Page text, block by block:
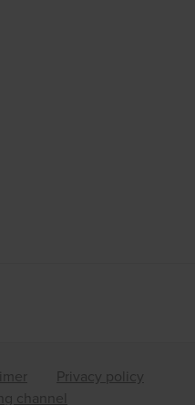
Privacy policy
channel